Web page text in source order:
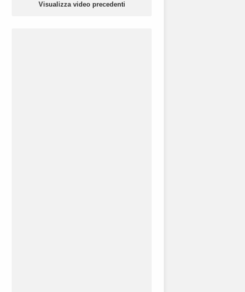
Visualizza video precedenti